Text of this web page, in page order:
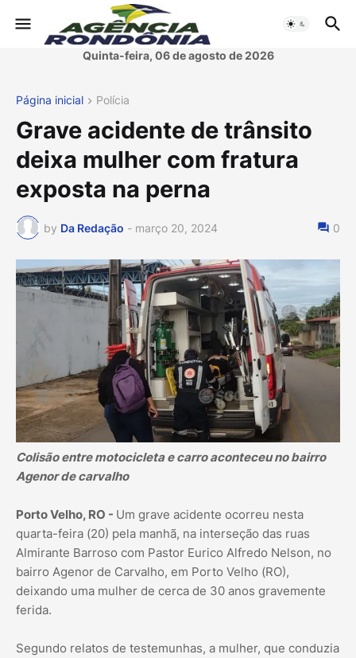
Quinta-feira, 06 de agosto de 2026
Página inicial Polícia
Grave acidente de trânsito
deixa mulher com fratura
exposta na perna
by Da Redação - março 20, 2024 0
Colisão entre motocicleta e carro aconteceu no bairro
Agenor de carvalho
Porto Velho, RO - Um grave acidente ocorreu nesta
quarta-feira (20) pela manhã, na interseção das ruas
Almirante Barroso com Pastor Eurico Alfredo Nelson, no
bairro Agenor de Carvalho, em Porto Velho (RO),
deixando uma mulher de cerca de 30 anos gravemente
ferida.
Segundo relatos de testemunhas, a mulher, que conduzia